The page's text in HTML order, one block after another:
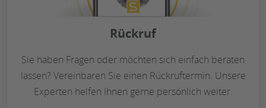
Rückruf
Sie haben Fragen oder möchten sich einfach beraten
lassen? Vereinbaren Sie einen Rückruftermin. Unsere
Experten helfen Ihnen gerne persönlich weiter.